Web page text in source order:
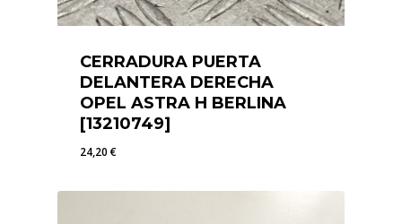
CERRADURA PUERTA
DELANTERA DERECHA
OPEL ASTRA H BERLINA
[13210749]
24,20€